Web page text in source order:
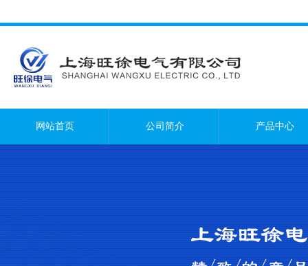
网站首页 公司简介 产品中心